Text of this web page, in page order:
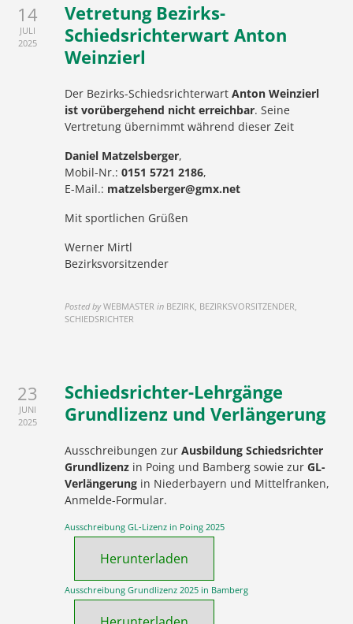
14
JULI
2025
Vetretung Bezirks-
Schiedsrichterwart Anton
Weinzierl
Der Bezirks-SchiedsrichterwartAnton Weinzierl
ist vorübergehend nicht erreichbar. Seine
Vertretung übernimmt während dieser Zeit
Daniel Matzelsberger,
Mobil-Nr.: 0151 5721 2186,
E-Mail.: matzelsberger@gmx.net
Mit sportlichen Grüßen
Werner Mirtl
Bezirksvorsitzender
Posted by WEBMASTER in BEZIRK, BEZIRKSVORSITZENDER,
SCHIEDSRICHTER
23
JUNI
2025
Schiedsrichter-Lehrgänge
Grundlizenz und Verlängerung
Ausschreibungen zurAusbildung Schiedsrichter
Grundlizenz in Poing und Bamberg sowie zur GL-
Verlängerung in Niederbayern und Mittelfranken,
Anmelde-Formular.
Ausschreibung GL-Lizenz in Poing 2025
Herunterladen
Ausschreibung Grundlizenz 2025 in Bamberg